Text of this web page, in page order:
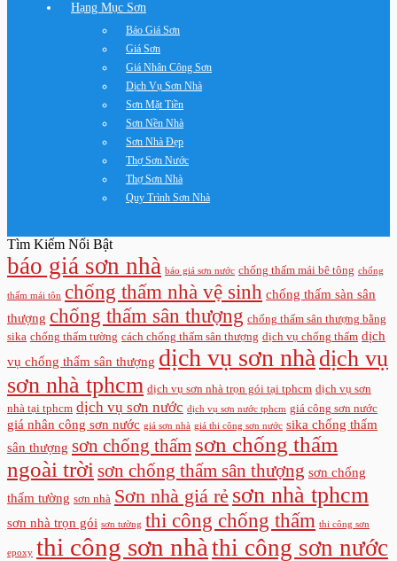
Hạng Mục Sơn
Báo Giá Sơn
Giá Sơn
Giá Nhân Công Sơn
Dịch Vụ Sơn Nhà
Sơn Mặt Tiền
Sơn Nền Nhà
Sơn Nhà Đẹp
Thợ Sơn Nước
Thợ Sơn Nhà
Quy Trình Sơn Nhà
Tìm Kiếm Nổi Bật
báo giá sơn nhà báo giá sơn nước chống thấm mái bê tông chống
thấm mái tôn chống thấm nhà vệ sinh chống thấm sàn sân
thượng chống thấm sân thượng chống thấm sân thượng bằng
sika chống thấm tường cách chống thấm sân thượng dịch vụ chống thấm dịch
vụ chống thấm sân thượng dịch vụ sơn nhà dịch vụ
sơn nhà tphcm dịch vụ sơn nhà trọn gói tại tphcm dịch vụ sơn
nhà tại tphcm dịch vụ sơn nước dịch vụ sơn nước tphcm giá công sơn nước
giá nhân công sơn nước giá sơn nhà giá thi công sơn nước sika chống thấm
sân thượng sơn chống thấm sơn chống thấm
ngoài trời sơn chống thấm sân thượng sơn chống
thấm tường sơn nhà Sơn nhà giá rẻ sơn nhà tphcm
sơn nhà trọn gói sơn tường thi công chống thấm thi công sơn
epoxy thi công sơn nhà thi công sơn nước